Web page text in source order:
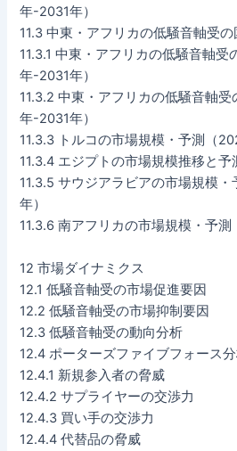
年-2031年）
11.3 中東・アフリカの低騒音軸受
11.3.1 中東・アフリカの低騒音軸
年-2031年）
11.3.2 中東・アフリカの低騒音軸
年-2031年）
11.3.3 トルコの市場規模・予測（
11.3.4 エジプトの市場規模推移と予
11.3.5 サウジアラビアの市場規模
年）
11.3.6 南アフリカの市場規模・予測
12 市場ダイナミクス
12.1 低騒音軸受の市場促進要因
12.2 低騒音軸受の市場抑制要因
12.3 低騒音軸受の動向分析
12.4 ポーターズファイブフォース
12.4.1 新規参入者の脅威
12.4.2 サプライヤーの交渉力
12.4.3 買い手の交渉力
12.4.4 代替品の脅威